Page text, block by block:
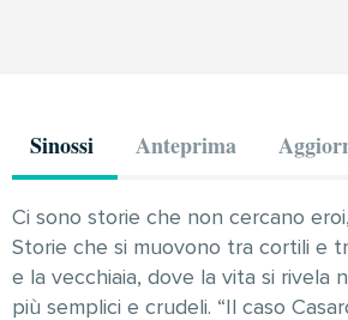
Sinossi Anteprima
Ci sono storie che non cercano
Storie che si muovono tra cortili e
e la vecchiaia, dove la vita si rivela
più semplici e crudeli. “Il caso